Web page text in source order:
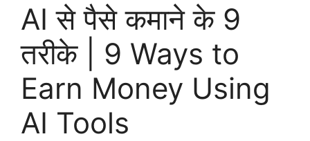
AI से पैसे कमाने के 9
तरीके | 9 Ways to
Earn Money Using
AI Tools